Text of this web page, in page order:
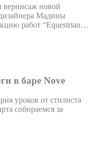
вернисаж новой
Мадины
работ “Equestrian…
в баре Nove
уроков от стилиста
собираемся за